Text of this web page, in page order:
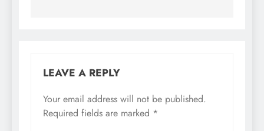
LEAVE A REPLY
Your email address will not be published.
Required fields are marked *